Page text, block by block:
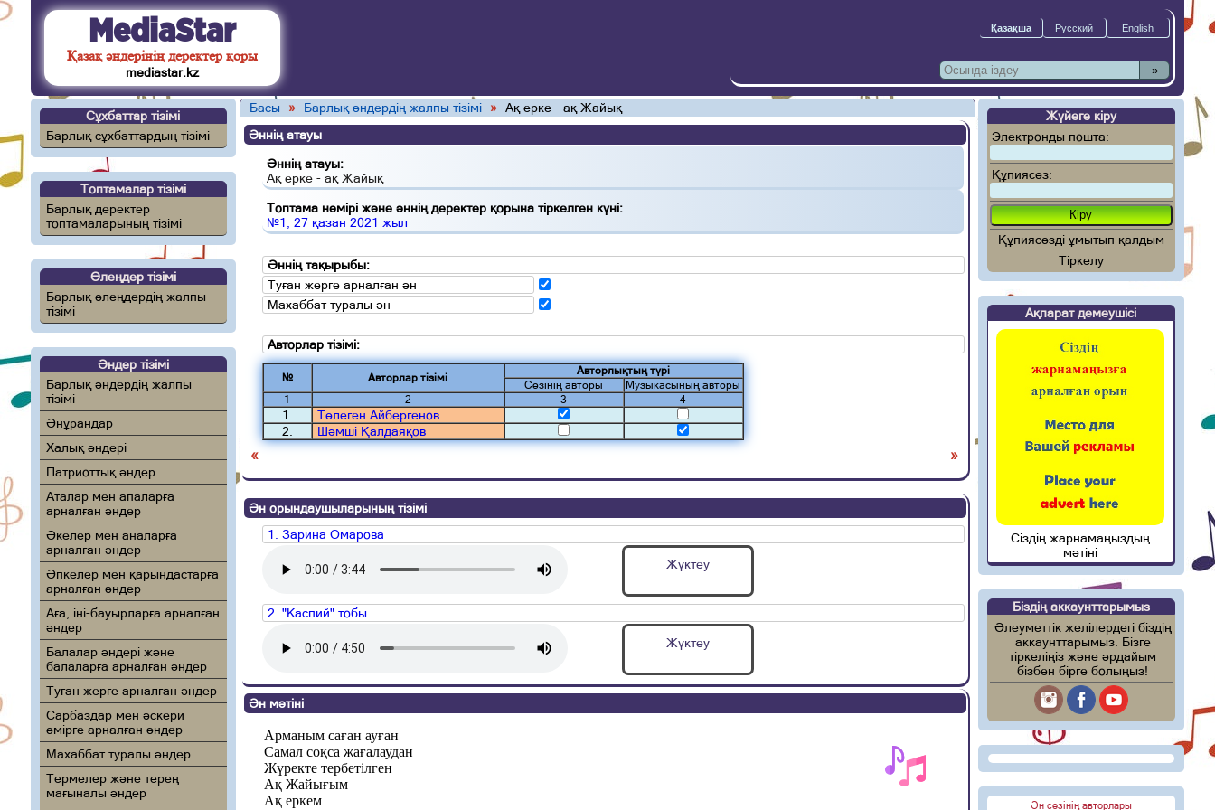
MediaStar
Қазақ әндерінің деректер қоры
mediastar.kz »
Сұхбаттар тізімі
Барлық сұхбаттардың тізімі
Топтамалар тізімі
Барлық деректер
топтамаларының тізімі
Өлеңдер тізімі
Барлық өлеңдердің жалпы
тізімі
Әндер тізімі
Барлық әндердің жалпы
тізімі
Әнұрандар
Халық әндері
Патриоттық әндер
Аталар мен апаларға
арналған әндер
Әкелер мен аналарға
арналған әндер
Әпкелер мен қарындастарға
арналған әндер
Аға, іні-бауырларға арналған
әндер
Балалар әндері және
балаларға арналған әндер
Туған жерге арналған әндер
Сарбаздар мен әскери
өмірге арналған әндер
Махаббат туралы әндер
Термелер және терең
мағыналы әндер
Басы » Барлық әндердің жалпы тізімі » Ақ ерке - ақ Жайық
Әннің атауы
Әннің атауы:
Ақ ерке - ақ Жайық
Топтама нөмірі және әннің деректер қорына тіркелген күні:
№1, 27 қазан 2021 жыл
Әннің тақырыбы:
Туған жерге арналған ән
Махаббат туралы ән
Авторлар тізімі:
№ Авторлар тізімі
Авторлықтың түрі
Сөзінің авторы
Музыкасының авторы
1
2 3 4
1.
Төлеген Айбергенов
2.
Шәмші Қалдаяқов
« »
Ән орындаушыларының тізімі
1. Зарина Омарова
Жүктеу
2. "Каспий" тобы
Жүктеу
Ән мәтіні
Арманым саған ауған
Самал соқса жағалаудан
Жүректе тербетілген
Ақ Жайығым
Ақ еркем
Жүйеге кіру
Электронды пошта:
Құпиясөз:
Құпиясөзді ұмытып қалдым
Тіркелу
Ақпарат демеушісі
Сіздің жарнамаңыздың
мәтіні
Біздің аккаунттарымыз
Әлеуметтік желілердегі біздің
аккаунттарымыз. Бізге
тіркеліңіз және әрдайым
бізбен бірге болыңыз!
Ән сөзінің авторлары